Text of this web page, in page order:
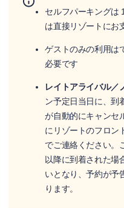
セルフパーキングは
は直接リゾートにお
ゲストのみの利用は
必要です
レイトアライバル／
ン予定日当日に、到
が自動的にキャンセ
にリゾートのフロン
でご連絡ください。
以降に到着された場
いとなり、予約が予
ります。